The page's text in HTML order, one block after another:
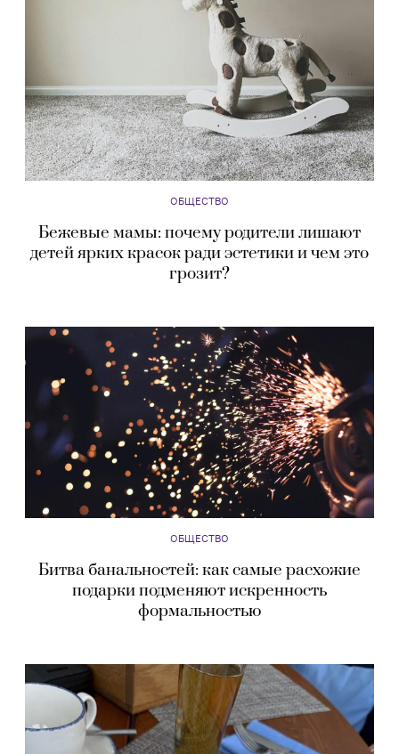
ОБЩЕСТВО
Бежевые мамы: почему родители лишают
детей ярких красок ради эстетики и чем это
грозит?
ОБЩЕСТВО
Битва банальностей: как самые расхожие
подарки подменяют искренность
формальностью